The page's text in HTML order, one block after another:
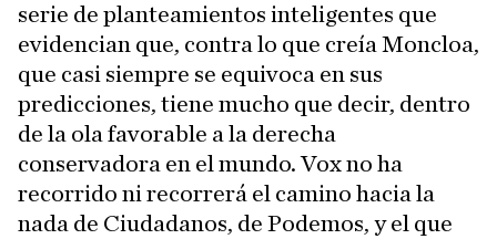
serie de planteamientos inteligentes que
evidencian que, contra lo que creía Moncloa,
que casi siempre se equivoca en sus
predicciones, tiene mucho que decir, dentro
de la ola favorable a la derecha
conservadora en el mundo. Vox no ha
recorrido ni recorrerá el camino hacia la
nada de Ciudadanos, de Podemos, y el que